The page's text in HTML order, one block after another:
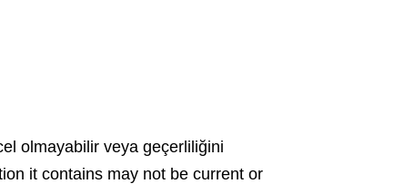
olmayabilir veya geçerliliğini
it contains may not be current or